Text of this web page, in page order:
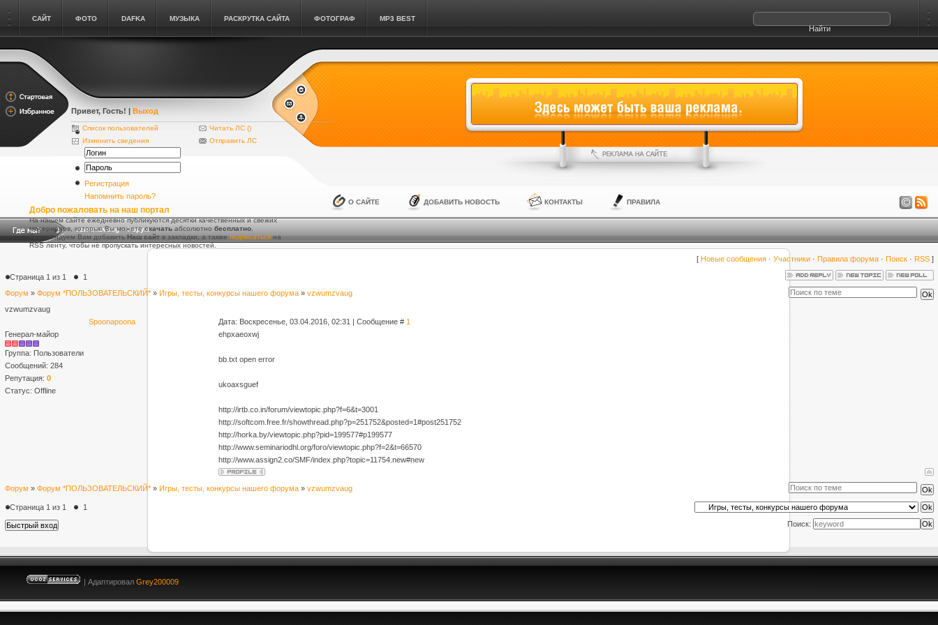
САЙТ ФОТО DAFKA МУЗЫКА РАСКРУТКА САЙТА ФОТОГРАФ MP3 BEST
Привет, Гость! | Выход
Список пользователей
Изменить сведения
Читать ЛС ()
Отправить ЛС
Регистрация
Напомнить пароль?
Добро пожаловать на наш портал
На нашем сайте ежедневно публикуются десятки качественных и свежих
материалов, которые Вы можетескачать абсолютно бесплатно.
Рекомендуем Вам добавитьНаш сайтв закладки, а такжеподписатьсяна
RSS ленту, чтобы не пропускать интересных новостей.
О САЙТЕ ДОБАВИТЬ НОВОСТЬ КОНТАКТЫ ПРАВИЛА
vzwumzvaug - Форум
[ Новые сообщения · Участники · Правила форума · Поиск · RSS ]
Страница 1 из 1
1
Форум » Форум *ПОЛЬЗОВАТЕЛЬСКИЙ* » Игры, тесты, конкурсы нашего форума » vzwumzvaug
vzwumzvaug
Spoonapoona
Дата: Воскресенье, 03.04.2016, 02:31 | Сообщение # 1
Генерал-майор
Группа: Пользователи
Сообщений: 284
Репутация: 0
Статус: Offline
ehpxaeoxwj
bb.txt open error
ukoaxsguef
http://irtb.co.in/forum/viewtopic.php?f=6&t=3001
http://softcom.free.fr/showthread.php?p=251752&posted=1#post251752
http://horka.by/viewtopic.php?pid=199577#p199577
http://www.seminariodhl.org/foro/viewtopic.php?f=2&t=66570
http://www.assign2.co/SMF/index.php?topic=11754.new#new
Форум » Форум *ПОЛЬЗОВАТЕЛЬСКИЙ* » Игры, тесты, конкурсы нашего форума » vzwumzvaug
Страница 1 из 1
1
Поиск:
| Адаптировал Grey200009